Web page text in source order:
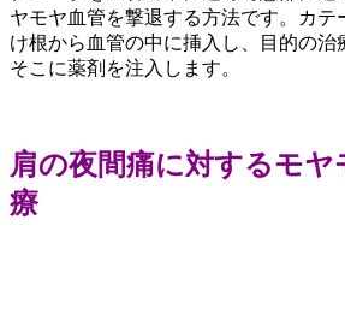
ヤモヤ血管を撃退する方法です。カテ
け根から血管の中に挿入し、目的の治
そこに薬剤を注入します。
肩の夜間痛に対するモヤ
療